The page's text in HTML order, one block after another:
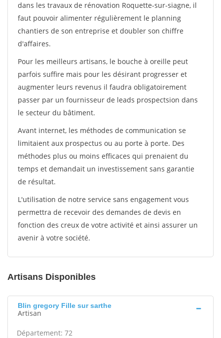
dans les travaux de rénovation Roquette-sur-siagne, il
faut pouvoir alimenter régulièrement le planning
chantiers de son entreprise et doubler son chiffre
d'affaires.
Pour les meilleurs artisans, le bouche à oreille peut
parfois suffire mais pour les désirant progresser et
augmenter leurs revenus il faudra obligatoirement
passer par un fournisseur de leads prospectsion dans
le secteur du bâtiment.
Avant internet, les méthodes de communication se
limitaient aux prospectus ou au porte à porte. Des
méthodes plus ou moins efficaces qui prenaient du
temps et demandait un investissement sans garantie
de résultat.
L'utilisation de notre service sans engagement vous
permettra de recevoir des demandes de devis en
fonction des creux de votre activité et ainsi assurer un
avenir à votre société.
Artisans Disponibles
Blin gregory Fille sur sarthe
Artisan
Département: 72